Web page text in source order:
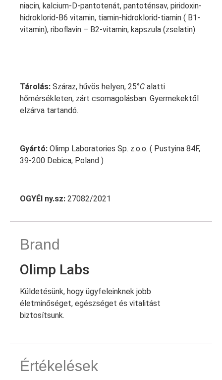
niacin, kalcium-D-pantotenát, pantoténsav, piridoxin-
hidroklorid-B6 vitamin, tiamin-hidroklorid-tiamin ( B1-
vitamin), riboflavin – B2-vitamin, kapszula (zselatin)
Tárolás: Száraz, hűvös helyen, 25°C alatti
hőmérsékleten, zárt csomagolásban. Gyermekektől
elzárva tartandó.
Gyártó: Olimp Laboratories Sp. z.o.o. ( Pustyina 84F,
39-200 Debica, Poland )
OGYÉI ny.sz: 27082/2021
Brand
Olimp Labs
Küldetésünk, hogy ügyfeleinknek jobb
életminőséget, egészséget és vitalitást
biztosítsunk.
Értékelések